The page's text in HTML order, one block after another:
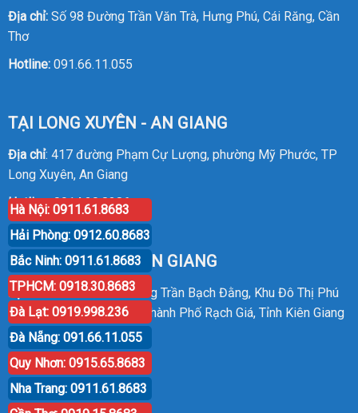
Địa chỉ:Số 98 Đường Trần Văn Trà, Hưng Phú, Cái Răng, Cần
Thơ
Hotline: 091.66.11.055
TẠI LONG XUYÊN - AN GIANG
Địa chỉ: 417 đường Phạm Cự Lượng, phường Mỹ Phước, TP
Long Xuyên, An Giang
Hotline:0914.20.8386
TẠI RẠCH GIÁ - KIÊN GIANG
Địa chỉ: P30 Căn 07 Đường Trần Bạch Đằng, Khu Đô Thị Phú
Cường, Phường An Hòa, Thành Phố Rạch Giá, Tỉnh Kiên Giang
Hotline:0914.20.8386
Hà Nội: 0911.61.8683
Hải Phòng: 0912.60.8683
Bắc Ninh: 0911.61.8683
TPHCM: 0918.30.8683
Đà Lạt: 0919.998.236
Đà Nẵng: 091.66.11.055
Quy Nhơn: 0915.65.8683
Nha Trang: 0911.61.8683